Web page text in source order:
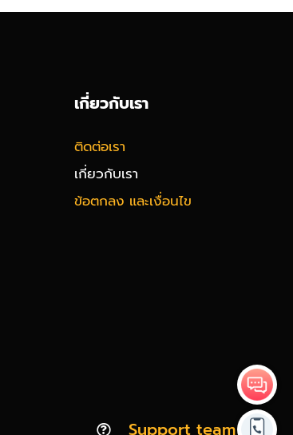
เกี่ยวกับเรา
ติดต่อเรา
เกี่ยวกับเรา
ข้อตกลง และเงื่อนไข
Support team